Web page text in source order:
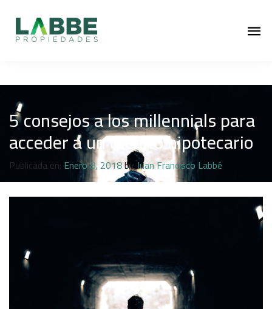
5 consejos a los millennials para
acceder a un crédito hipotecario
Publicada en: Enero 8, 2018byJuan Francisco Labbé